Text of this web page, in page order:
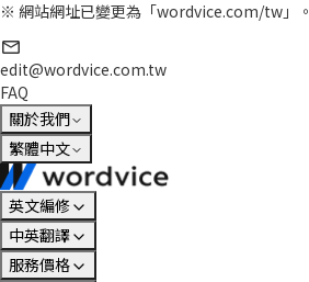
※ 網站網址已變更為「wordvice.com/tw」。
edit@wordvice.com.tw
FAQ
關於我們
繁體中文
英文編修
中英翻譯
服務價格